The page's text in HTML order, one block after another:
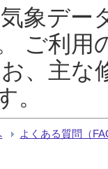
象デー
ご利用
、主な
。
よくある質問（